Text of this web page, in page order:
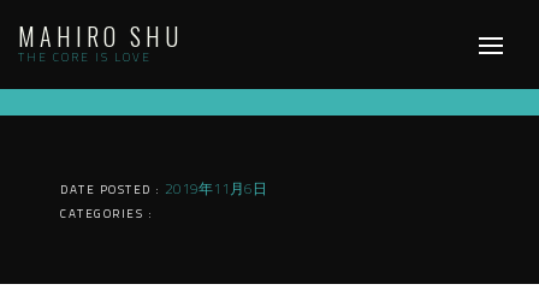
content
MAHIRO SHU
THE CORE IS LOVE
DATE POSTED : 2019年11月6日
CATEGORIES :